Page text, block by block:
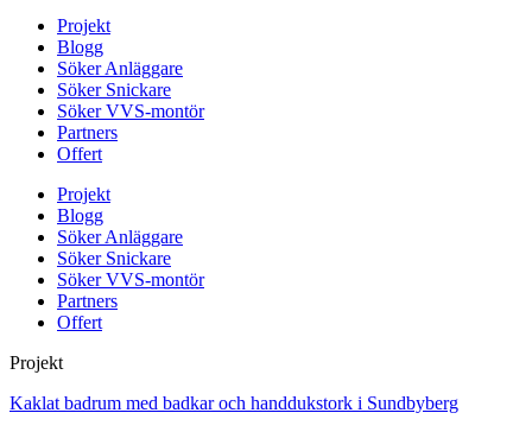
Projekt
Blogg
Söker Anläggare
Söker Snickare
Söker VVS-montör
Partners
Offert
Projekt
Blogg
Söker Anläggare
Söker Snickare
Söker VVS-montör
Partners
Offert
Projekt
Kaklat badrum med badkar och handdukstork i Sundbyberg